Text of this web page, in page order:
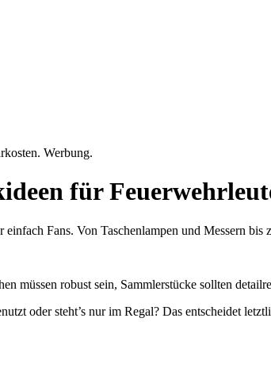
Werbung.
für
Fans. Von Taschenlampen und Messern
müssen robust sein, Sammlerstücke sollten
oder steht’s nur im Regal? Das entscheidet